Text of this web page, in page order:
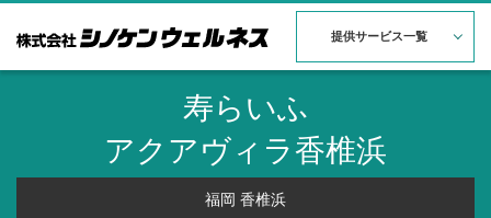
提供サービス一覧
寿らいふ
アクアヴィラ香椎浜
福岡 香椎浜